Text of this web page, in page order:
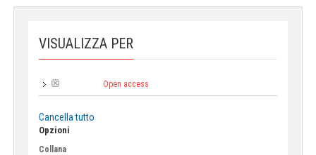
VISUALIZZA PER
Open access
Cancella tutto
Opzioni
Collana